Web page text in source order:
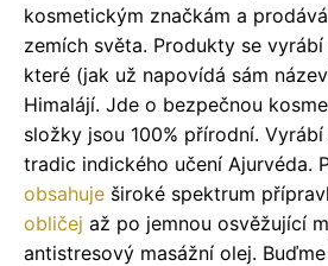
kosmetickým značkám a
zemích světa. Produkty se
které (jak už napovídá sám
Himalájí. Jde o bezpečnou
složky jsou 100% přírodní.
tradic indického učení Ajurvéda.
obsahuje široké spektrum
obličej až po jemnou osvěžující
antistresový masážní olej.